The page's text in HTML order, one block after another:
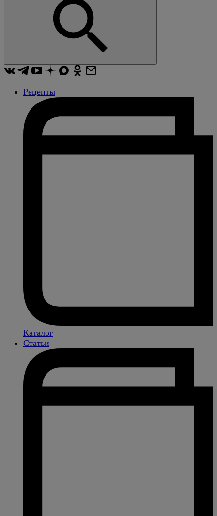
Рецепты
Каталог
Статьи